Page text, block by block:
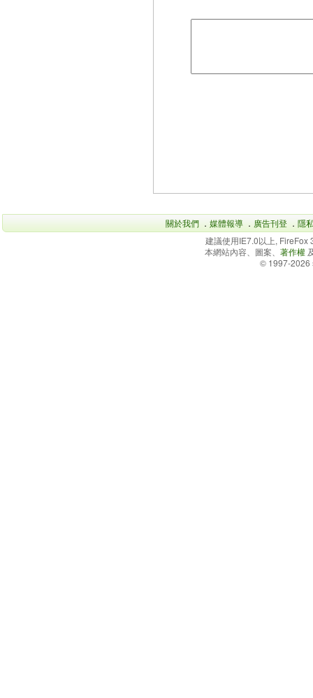
關於我們 ． 媒體報導 ． 廣告刊登 ． 隱
建議使用IE7.0以上,
本網站內容、圖案、 著作權
© 1997-2026